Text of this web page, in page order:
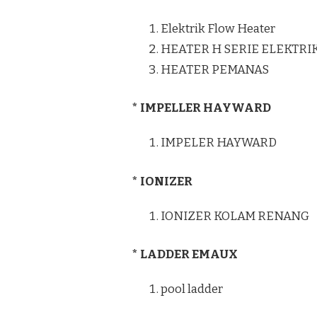
Elektrik Flow Heater
HEATER H SERIE
HEATER PEMANAS
* IMPELLER HAYWARD
IMPELER HAYWARD
* IONIZER
IONIZER KOLAM RENANG
* LADDER EMAUX
pool ladder